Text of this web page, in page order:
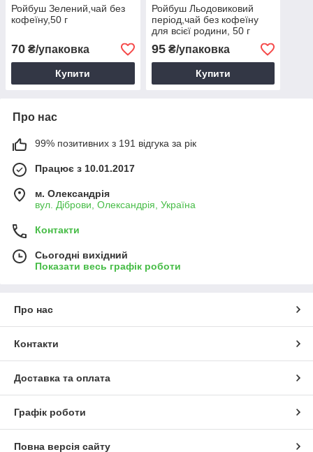
Ройбуш Зелений,чай без
кофеїну,50 г
70 ₴/упаковка
Купити
Ройбуш Льодовиковий
період,чай без кофеїну
для всієї родини, 50 г
95₴/упаковка
Купити
Про нас
99% позитивних з 191 відгука за рік
Працює з 10.01.2017
м. Олександрія
вул. Діброви, Олександрія, Україна
Контакти
Сьогодні вихідний
Показати весь графік роботи
Про нас
Контакти
Доставка та оплата
Графік роботи
Повна версія сайту